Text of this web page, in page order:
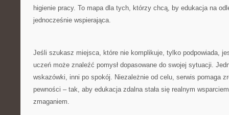
higienie pracy. To mapa dla tych, którzy chcą, by edukacja na
jednocześnie wspierająca.
Jeśli szukasz miejsca, które nie komplikuje, tylko podpowiada,
uczeń może znaleźć pomysł dopasowane do swojej sytuacji.
wskazówki, inni po spokój. Niezależnie od celu, serwis pomaga
pewności – tak, aby edukacja zdalna stała się realnym
zmaganiem.